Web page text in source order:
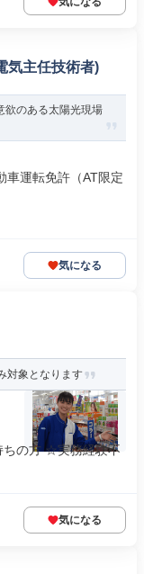
気主任技術者)
欲のある太陽光現場
車運転免許（AT限定
気になる
対象となります
ちの方 ☆実務経験不
気になる